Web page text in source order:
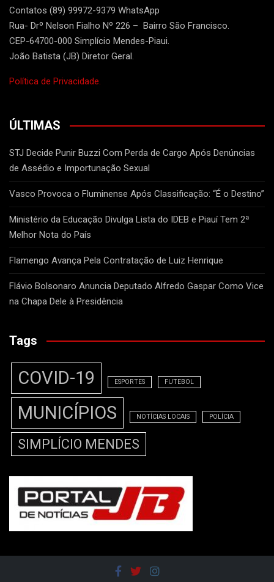
Contatos (89) 99972-9379 WhatsApp
Rua- Drº Nelson Fialho Nº 226 – Bairro São Francisco.
CEP-64700-000 Simplício Mendes-Piaui.
João Batista (JB) Diretor Geral.
Política de Privacidade.
ÚLTIMAS
STJ Decide Punir Buzzi Com Perda de Cargo Após Denúncias
de Assédio e Importunação Sexual
Vasco Provoca o Fluminense Após Classificação: “É o Destino”
Ministério da Educação Divulga Lista do IDEB e Piauí Tem 2ª
Melhor Nota do País
Flamengo Avança Pela Contratação de Luiz Henrique
Flávio Bolsonaro Anuncia Deputado Alfredo Gaspar Como Vice
na Chapa Dele à Presidência
Tags
COVID-19 ESPORTES FUTEBOL
MUNICÍPIOS NOTÍCIAS LOCAIS POLÍCIA
SIMPLÍCIO MENDES